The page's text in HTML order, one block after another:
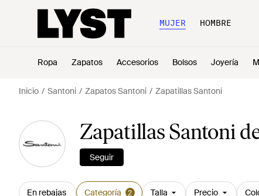
MUJER HOMBRE
Ropa Zapatos Accesorios Bolsos Joyería
Inicio Santoni Zapatos Santoni Zapatillas Santoni
Zapatillas Santoni
Seguir
En rebajas Categoría 2 Talla Precio